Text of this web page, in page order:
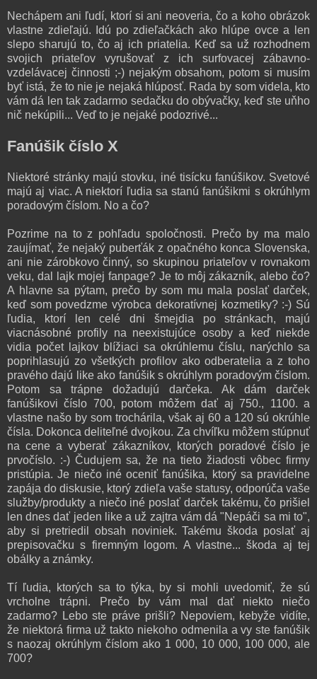
Nechápem ani ľudí, ktorí si ani neoveria, čo a koho obrázok
vlastne zdieľajú. Idú po zdieľačkách ako hlúpe ovce a len
slepo sharujú to, čo aj ich priatelia. Keď sa už rozhodnem
svojich priateľov vyrušovať z ich surfovacej zábavno-
vzdelávacej činnosti ;-) nejakým obsahom, potom si musím
byť istá, že to nie je nejaká hlúposť. Rada by som videla, kto
vám dá len tak zadarmo sedačku do obývačky, keď ste uňho
nič nekúpili... Veď to je nejaké podozrivé...
Fanúšik číslo X
Niektoré stránky majú stovku, iné tisícku fanúšikov. Svetové
majú aj viac. A niektorí ľudia sa stanú fanúšikmi s okrúhlym
poradovým číslom. No a čo?
Pozrime na to z pohľadu spoločnosti. Prečo by ma malo
zaujímať, že nejaký puberťák z opačného konca Slovenska,
ani nie zárobkovo činný, so skupinou priateľov v rovnakom
veku, dal lajk mojej fanpage? Je to môj zákazník, alebo čo?
A hlavne sa pýtam, prečo by som mu mala poslať darček,
keď som povedzme výrobca dekoratívnej kozmetiky? :-) Sú
ľudia, ktorí len celé dni šmejdia po stránkach, majú
viacnásobné profily na neexistujúce osoby a keď niekde
vidia počet lajkov blížiaci sa okrúhlemu číslu, narýchlo sa
poprihlasujú zo všetkých profilov ako odberatelia a z toho
pravého dajú like ako fanúšik s okrúhlym poradovým číslom.
Potom sa trápne dožadujú darčeka. Ak dám darček
fanúšikovi číslo 700, potom môžem dať aj 750., 1100. a
vlastne našo by som trochárila, však aj 60 a 120 sú okrúhle
čísla. Dokonca deliteľné dvojkou. Za chvíľku môžem stúpnuť
na cene a vyberať zákazníkov, ktorých poradové číslo je
prvočíslo. :-) Čudujem sa, že na tieto žiadosti vôbec firmy
pristúpia. Je niečo iné oceniť fanúšika, ktorý sa pravidelne
zapája do diskusie, ktorý zdieľa vaše statusy, odporúča vaše
služby/produkty a niečo iné poslať darček takému, čo prišiel
len dnes dať jeden like a už zajtra vám dá "Nepáči sa mi to",
aby si pretriedil obsah noviniek. Takému škoda poslať aj
prepisovačku s firemným logom. A vlastne... škoda aj tej
obálky a známky.
Tí ľudia, ktorých sa to týka, by si mohli uvedomiť, že sú
vrcholne trápni. Prečo by vám mal dať niekto niečo
zadarmo? Lebo ste práve prišli? Nepoviem, kebyže vidíte,
že niektorá firma už takto niekoho odmenila a vy ste fanúšik
s naozaj okrúhlym číslom ako 1 000, 10 000, 100 000, ale
700?